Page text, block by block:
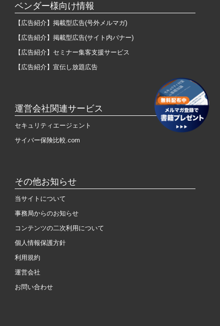
ベンダー様向け情報
【広告紹介】掲載型広告(号外メルマガ)
【広告紹介】掲載型広告(サイト内バナー)
【広告紹介】セミナー集客支援サービス
【広告紹介】宣伝し放題広告
運営会社関連サービス
セキュリティエージェント
サイバー保険比較.com
その他お知らせ
当サイトについて
事務局からのお知らせ
コンテンツの二次利用について
個人情報保護方針
利用規約
運営会社
お問い合わせ